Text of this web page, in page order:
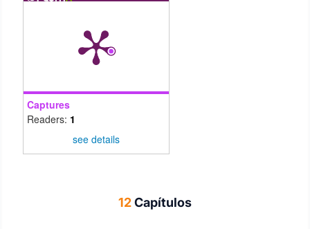
Captures
Readers: 1
see details
12Capítulos